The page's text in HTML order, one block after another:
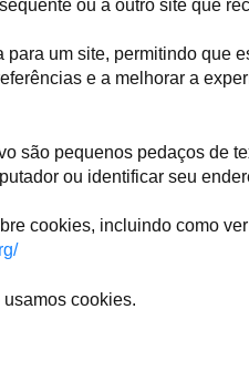
ou a outro site que
um site, permitindo que
e a melhorar a
são pequenos pedaços de
ou identificar seu
cookies, incluindo como
cookies.